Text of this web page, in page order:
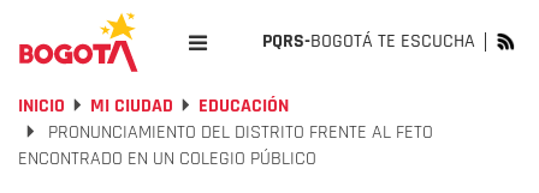
PQRS-BOGOTÁ TE ESCUCHA
INICIO MI CIUDAD
EDUCACIÓN
PRONUNCIAMIENTO DEL DISTRITO FRENTE AL FETO
ENCONTRADO EN UN COLEGIO PÚBLICO